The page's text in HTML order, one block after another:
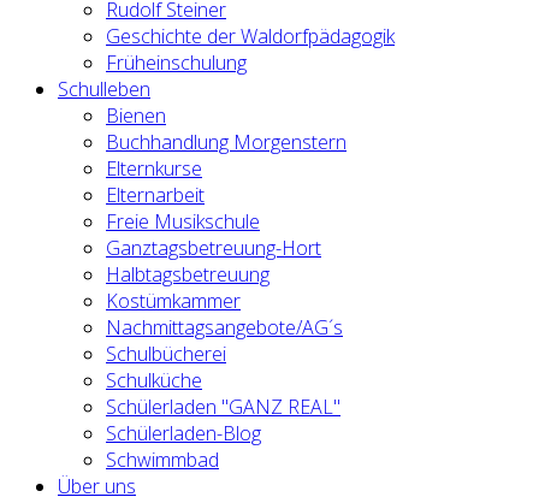
Rudolf Steiner
Geschichte der Waldorfpädagogik
Früheinschulung
Schulleben
Bienen
Buchhandlung Morgenstern
Elternkurse
Elternarbeit
Freie Musikschule
Ganztagsbetreuung-Hort
Halbtagsbetreuung
Kostümkammer
Nachmittagsangebote/AG´s
Schulbücherei
Schulküche
Schülerladen "GANZ REAL"
Schülerladen-Blog
Schwimmbad
Über uns